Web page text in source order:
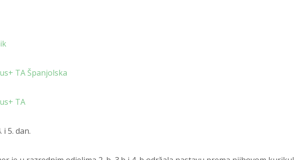
TA Španjolska
TA
5. dan.